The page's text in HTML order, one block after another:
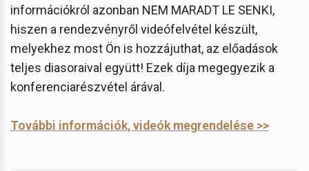
információkról azonban NEM MARADT LE SENKI,
hiszen a rendezvényről videófelvétel készült,
melyekhez most Ön is hozzájuthat, az előadások
teljes diasoraival együtt! Ezek díja megegyezik a
konferenciarészvétel árával.
További információk, videók megrendelése >>